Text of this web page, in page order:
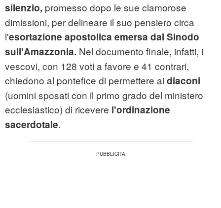
silenzio, promesso dopo le sue clamorose
dimissioni, per delineare il suo pensiero circa
l'esortazione apostolica emersa dal Sinodo
sull'Amazzonia. Nel documento finale, infatti, i
vescovi, con 128 voti a favore e 41 contrari,
chiedono al pontefice di permettere ai diaconi
(uomini sposati con il primo grado del ministero
ecclesiastico) di ricevere l'ordinazione
sacerdotale.